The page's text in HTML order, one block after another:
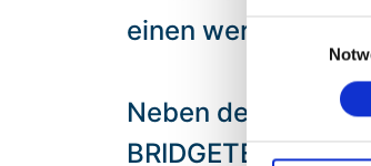
einen wertvollen
Neben dem
BRIDGETEC